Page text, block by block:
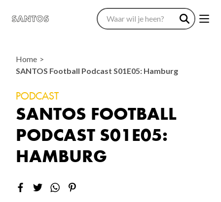
Home
SANTOS Football Podcast S01E05: Hamburg
PODCAST
SANTOS FOOTBALL
PODCAST S01E05:
HAMBURG